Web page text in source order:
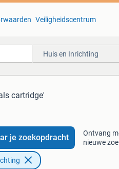
Veiligheidscentrum
Huis en Inrichting
cartridge'
je zoekopdracht
Ontvang
nieuwe